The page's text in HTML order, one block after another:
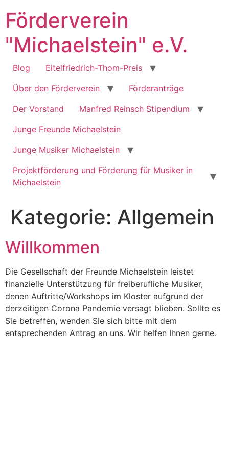
Inhalt
springen
Förderverein
"Michaelstein" e.V.
Blog
Eitelfriedrich-Thom-Preis
Über den Förderverein
Förderanträge
Der Vorstand
Manfred Reinsch Stipendium
Junge Freunde Michaelstein
Junge Musiker Michaelstein
Projektförderung und Förderung für Musiker in
Michaelstein
Kategorie: Allgemein
Willkommen
Die Gesellschaft der Freunde Michaelstein leistet
finanzielle Unterstützung für freiberufliche Musiker,
denen Auftritte/Workshops im Kloster aufgrund der
derzeitigen Corona Pandemie versagt blieben. Sollte es
Sie betreffen, wenden Sie sich bitte mit dem
entsprechenden Antrag an uns. Wir helfen Ihnen gerne.